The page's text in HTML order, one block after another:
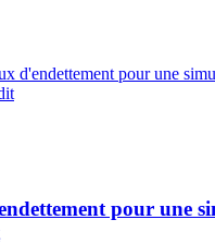
pour une